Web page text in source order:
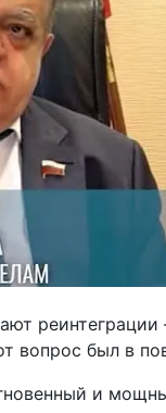
вопрос был в
и